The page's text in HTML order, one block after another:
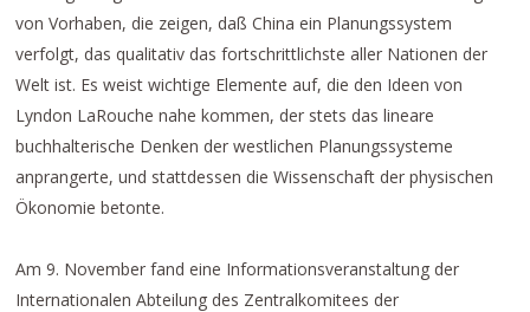
von Vorhaben, die zeigen, daß China ein Planungssystem
verfolgt, das qualitativ das fortschrittlichste aller Nationen der
Welt ist. Es weist wichtige Elemente auf, die den Ideen von
Lyndon LaRouche nahe kommen, der stets das lineare
buchhalterische Denken der westlichen Planungssysteme
anprangerte, und stattdessen die Wissenschaft der physischen
Ökonomie betonte.
Am 9. November fand eine Informationsveranstaltung der
Internationalen Abteilung des Zentralkomitees der